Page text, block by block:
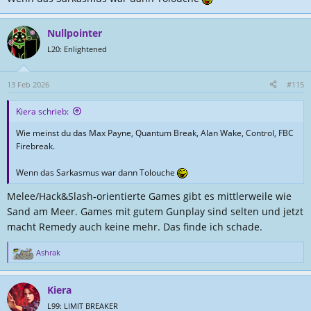
Nullpointer
L20: Enlightened
13 Feb 2026 #115
Kiera schrieb:
Wie meinst du das Max Payne, Quantum Break, Alan Wake, Control, FBC
Firebreak.
Wenn das Sarkasmus war dann Tolouche
Melee/Hack&Slash-orientierte Games gibt es mittlerweile wie
Sand am Meer. Games mit gutem Gunplay sind selten und jetzt
macht Remedy auch keine mehr. Das finde ich schade.
R
e
k
t
Ashrak
Kiera
L99: LIMIT BREAKER